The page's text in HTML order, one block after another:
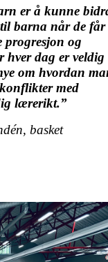
er å kunne
barna når de får
progresjon og
hver dag er veldig
om hvordan
med
lærerikt.”
basket